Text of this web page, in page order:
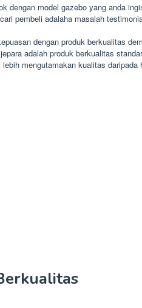
dengan model gazebo yang anda
pembeli adalaha masalah
dengan produk berkualitas
adalah produk berkualitas
mengutamakan kualitas